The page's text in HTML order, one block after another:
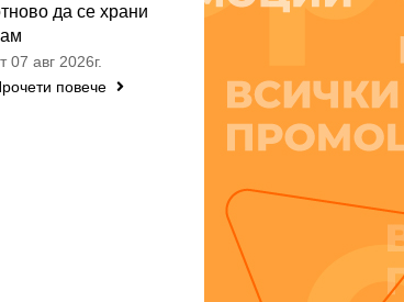
да се храни
07 авг 2026г.
повече